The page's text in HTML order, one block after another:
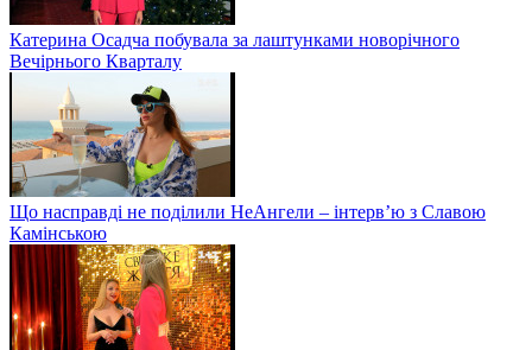
Катерина Осадча побувала за лаштунками новорічного
Вечірнього Кварталу
Що насправді не поділили НеАнгели – інтерв’ю з Славою
Камінською